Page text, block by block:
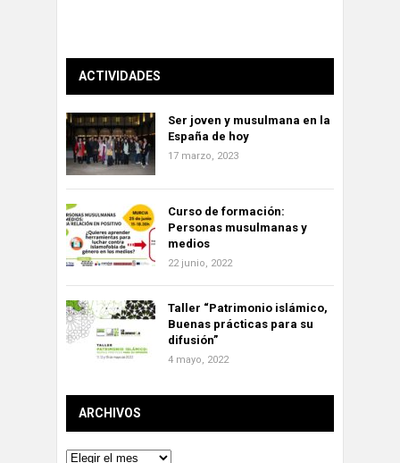
ACTIVIDADES
Ser joven y musulmana en la
España de hoy
17 marzo, 2023
Curso de formación:
Personas musulmanas y
medios
22 junio, 2022
Taller “Patrimonio islámico,
Buenas prácticas para su
difusión”
4 mayo, 2022
ARCHIVOS
Archivos